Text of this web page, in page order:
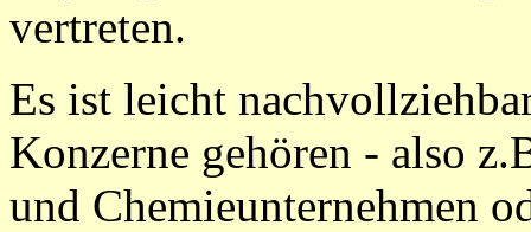
vertreten.
Es ist leicht
Konzerne gehören - also
und Chemieunternehmen